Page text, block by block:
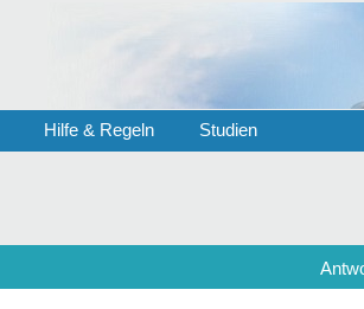
Hilfe & Regeln Studien